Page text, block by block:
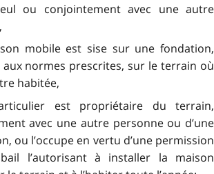
ou conjointement avec une autre
mobile est sise sur une fondation,
normes prescrites, sur le terrain où
habitée,
est propriétaire du terrain,
avec une autre personne ou d’une
ou l’occupe en vertu d’une permission
l’autorisant à installer la maison